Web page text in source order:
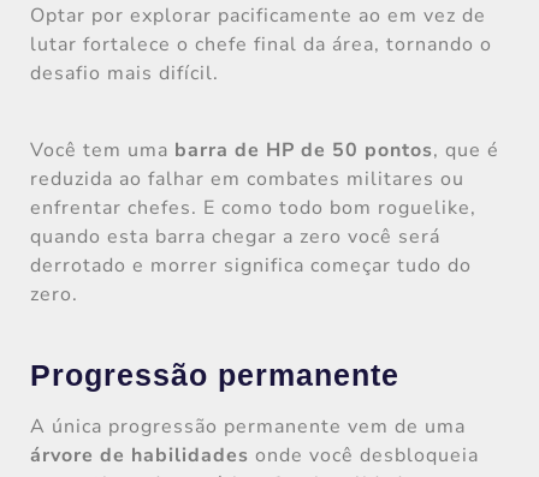
Optar por explorar pacificamente ao em vez de
lutar fortalece o chefe final da área, tornando o
desafio mais difícil.
Você tem uma barra de HP de 50 pontos, que é
reduzida ao falhar em combates militares ou
enfrentar chefes. E como todo bom roguelike,
quando esta barra chegar a zero você será
derrotado e morrer significa começar tudo do
zero.
Progressão permanente
A única progressão permanente vem de uma
árvore de habilidades onde você desbloqueia